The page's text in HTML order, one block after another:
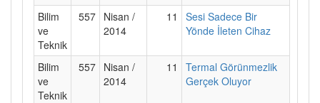
Bilim
ve
Teknik
557 Nisan /
2014
11
Sesi Sadece Bir
Yönde İleten Cihaz
Bilim
ve
Teknik
557 Nisan /
2014
11
Termal Görünmezlik
Gerçek Oluyor